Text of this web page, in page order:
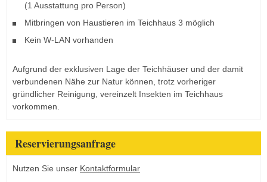
(1 Ausstattung pro Person)
Mitbringen von Haustieren im Teichhaus 3 möglich
Kein W-LAN vorhanden
Aufgrund der exklusiven Lage der Teichhäuser und der damit
verbundenen Nähe zur Natur können, trotz vorheriger
gründlicher Reinigung, vereinzelt Insekten im Teichhaus
vorkommen.
Reservierungsanfrage
Nutzen Sie unser Kontaktformular